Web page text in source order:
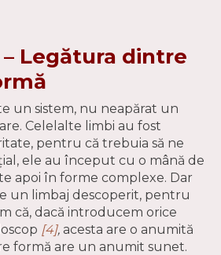
– Legătura dintre
un sistem, nu neapărat un
Celelalte limbi au fost
pentru că trebuia să ne
ele au început cu o mână de
apoi în forme complexe. Dar
un limbaj descoperit, pentru
că, dacă introducem orice
[4], acesta are o anumită
formă are un anumit sunet.